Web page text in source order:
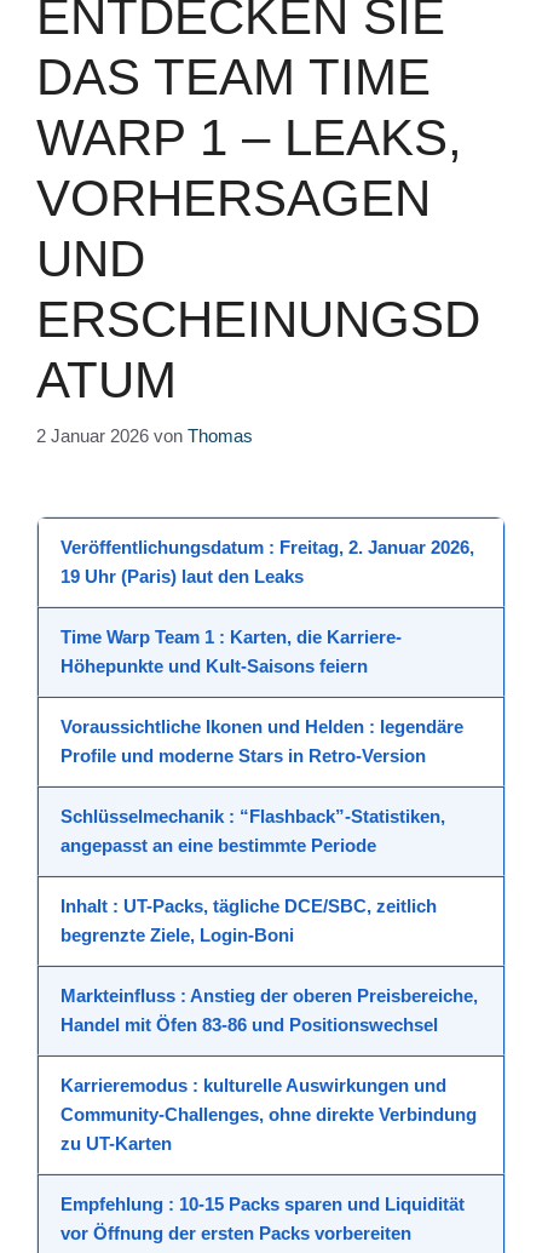
ENTDECKEN SIE
DAS TEAM TIME
WARP 1 – LEAKS,
VORHERSAGEN
UND
ERSCHEINUNGSD
ATUM
2 Januar 2026 von Thomas
Veröffentlichungsdatum : Freitag, 2. Januar 2026,
19 Uhr (Paris) laut den Leaks
Time Warp Team 1 : Karten, die Karriere-
Höhepunkte und Kult-Saisons feiern
Voraussichtliche Ikonen und Helden : legendäre
Profile und moderne Stars in Retro-Version
Schlüsselmechanik : “Flashback”-Statistiken,
angepasst an eine bestimmte Periode
Inhalt : UT-Packs, tägliche DCE/SBC, zeitlich
begrenzte Ziele, Login-Boni
Markteinfluss : Anstieg der oberen Preisbereiche,
Handel mit Öfen 83-86 und Positionswechsel
Karrieremodus : kulturelle Auswirkungen und
Community-Challenges, ohne direkte Verbindung
zu UT-Karten
Empfehlung : 10-15 Packs sparen und Liquidität
vor Öffnung der ersten Packs vorbereiten